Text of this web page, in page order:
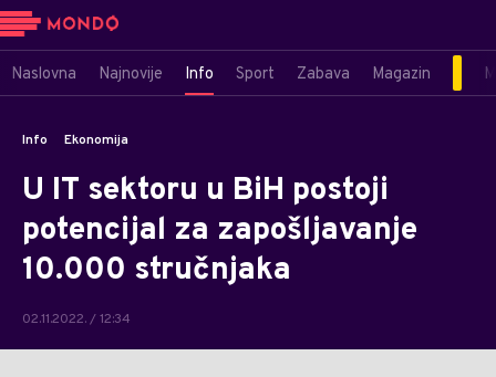
Naslovna Najnovije Info Sport Zabava Magazin
Info Ekonomija
U IT sektoru u BiH postoji
potencijal za zapošljavanje
10.000 stručnjaka
02.11.2022. / 12:34